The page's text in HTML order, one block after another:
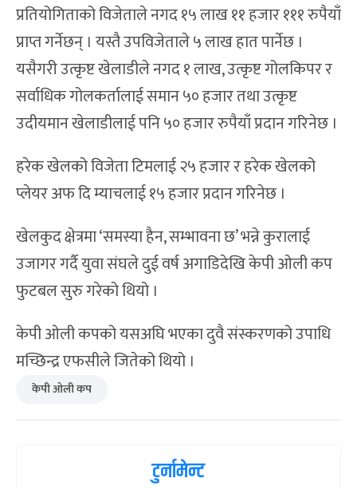
प्रतियोगिताको विजेताले नगद १५ लाख ११ हजार १११ रुपैयाँ
प्राप्त गर्नेछन् । यस्तै उपविजेताले ५ लाख हात पार्नेछ ।
यसैगरी उत्कृष्ट खेलाडीले नगद १ लाख, उत्कृष्ट गोलकिपर र
सर्वाधिक गोलकर्तालाई समान ५० हजार तथा उत्कृष्ट
उदीयमान खेलाडीलाई पनि ५० हजार रुपैयाँ प्रदान गरिनेछ ।
हरेक खेलको विजेता टिमलाई २५ हजार र हरेक खेलको
प्लेयर अफ दि म्याचलाई १५ हजार प्रदान गरिनेछ ।
खेलकुद क्षेत्रमा ‘समस्या हैन, सम्भावना छ’ भन्ने कुरालाई
उजागर गर्दै युवा संघले दुई वर्ष अगाडिदेखि केपी ओली कप
फुटबल सुरु गरेको थियो ।
केपी ओली कपको यसअघि भएका दुवै संस्करणको उपाधि
मच्छिन्द्र एफसीले जितेको थियो ।
केपी ओली कप
टुर्नामेन्ट